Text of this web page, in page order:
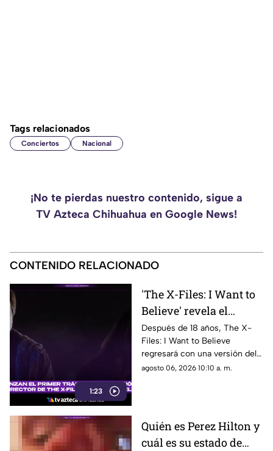
Tags relacionados
Conciertos Nacional
¡No te pierdas nuestro contenido, sigue a
TV Azteca Chihuahua en Google News!
CONTENIDO RELACIONADO
1:23
'The X-Files: I Want to
Believe' revela el
primer tráiler de su
versión del director
con un enfoque más
oscuro
Después de 18 años, The X-
Files: I Want to Believe
regresará con una versión del
director que promete mostrar
agosto 06, 2026 10:10 a. m.
Quién es Perez Hilton y
cuál es su estado de